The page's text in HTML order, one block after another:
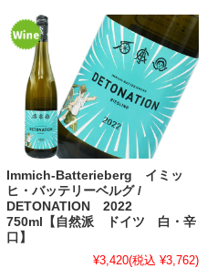
Immich-Batterieberg イミッ
ヒ・バッテリーベルグ /
DETONATION 2022
750ml【自然派 ドイツ 白・辛
口】
¥3,420(税込 ¥3,762)